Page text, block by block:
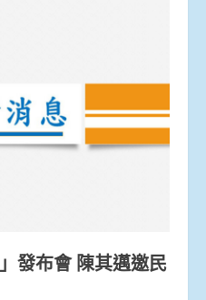
發布會 陳其邁邀民